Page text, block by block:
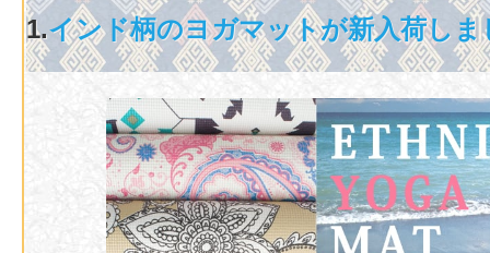
1.インド柄のヨガマットが新入荷しま